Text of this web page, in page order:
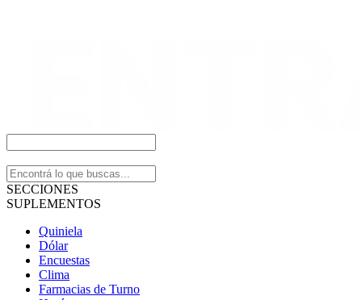
SECCIONES
SUPLEMENTOS
Quiniela
Dólar
Encuestas
Clima
Farmacias de Turno